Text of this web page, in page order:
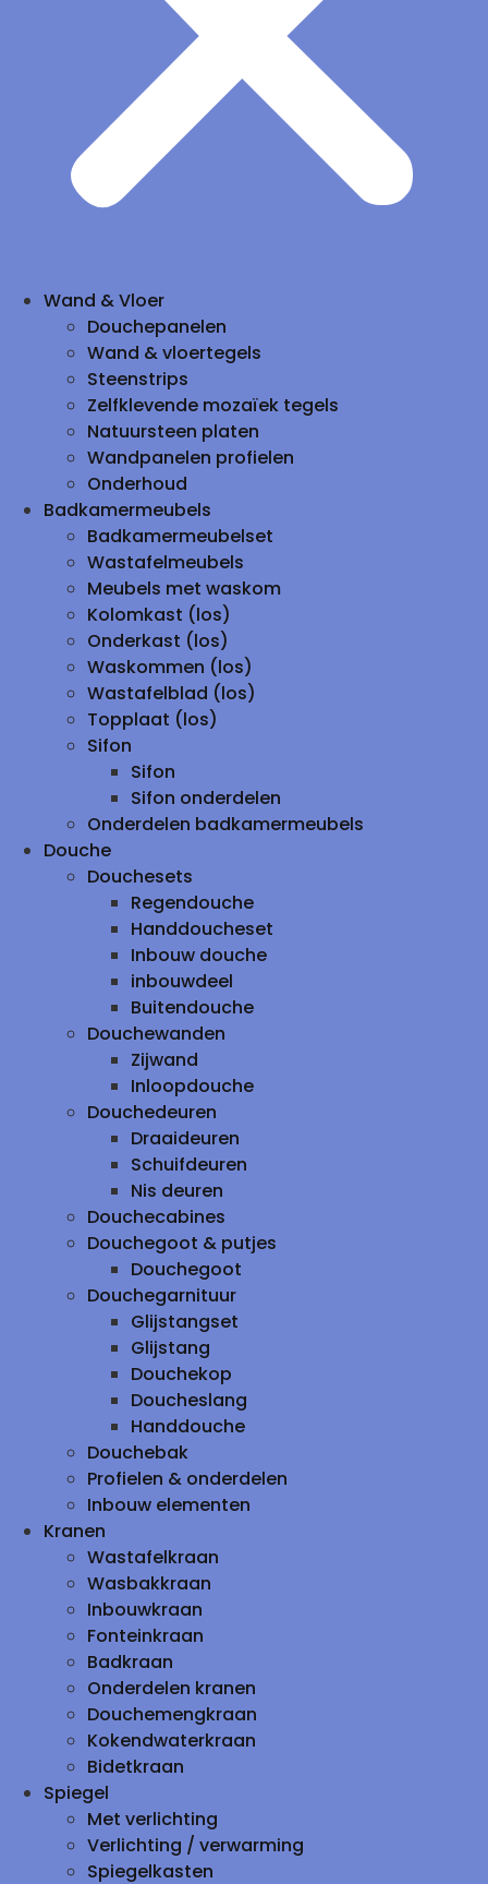
Wand & Vloer
Douchepanelen
Wand & vloertegels
Steenstrips
Zelfklevende mozaïek tegels
Natuursteen platen
Wandpanelen profielen
Onderhoud
Badkamermeubels
Badkamermeubelset
Wastafelmeubels
Meubels met waskom
Kolomkast (los)
Onderkast (los)
Waskommen (los)
Wastafelblad (los)
Topplaat (los)
Sifon
Sifon
Sifon onderdelen
Onderdelen badkamermeubels
Douche
Douchesets
Regendouche
Handdoucheset
Inbouw douche
inbouwdeel
Buitendouche
Douchewanden
Zijwand
Inloopdouche
Douchedeuren
Draaideuren
Schuifdeuren
Nis deuren
Douchecabines
Douchegoot & putjes
Douchegoot
Douchegarnituur
Glijstangset
Glijstang
Douchekop
Doucheslang
Handdouche
Douchebak
Profielen & onderdelen
Inbouw elementen
Kranen
Wastafelkraan
Wasbakkraan
Inbouwkraan
Fonteinkraan
Badkraan
Onderdelen kranen
Douchemengkraan
Kokendwaterkraan
Bidetkraan
Spiegel
Met verlichting
Verlichting / verwarming
Spiegelkasten